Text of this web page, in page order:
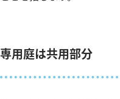
専用庭は共用部分